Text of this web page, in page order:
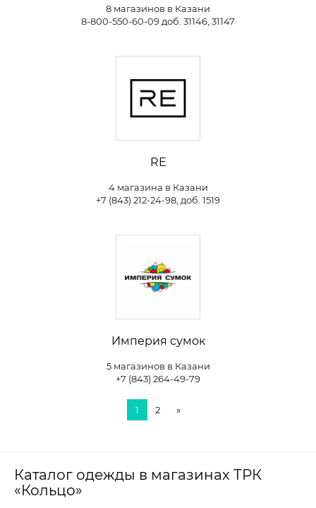
8 магазинов в Казани
8-800-550-60-09 доб. 31146, 31147
RE
4 магазина в Казани
+7 (843) 212-24-98, доб. 1519
Империя сумок
5 магазинов в Казани
+7 (843) 264-49-79
1 2 »
Каталог одежды в магазинах ТРК
«Кольцо»